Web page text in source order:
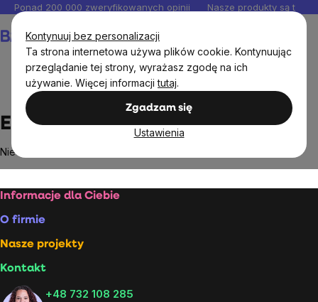
Kontynuuj bez personalizacji
Ta strona internetowa używa plików cookie. Kontynuując
przeglądanie tej strony, wyrażasz zgodę na ich
używanie. Więcej informacjitutaj.
Zgadzam się
Ustawienia
Przejść
do
treści
Ponad 200 000 zweryfikowanych opinii Nasze produkty są
Enjoy Chips
Enjoy Chips
Nie znaleziono towarów marki
Stopka
Informacje dla Ciebie
O firmie
Nasze projekty
Kontakt
+48 732 108 285